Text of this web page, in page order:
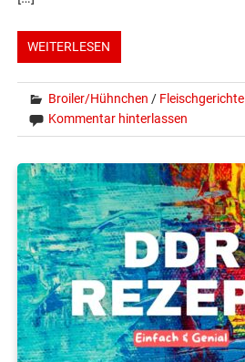
WEITERLESEN
Broiler/Hühnchen / Fleischgerichte
Kommentar hinterlassen